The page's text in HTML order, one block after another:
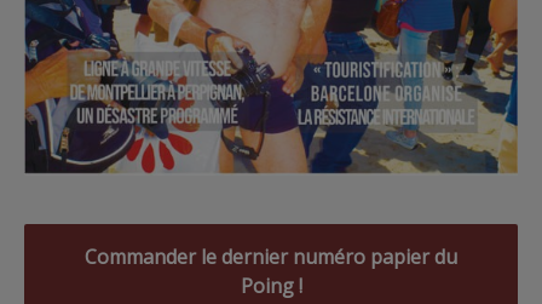
Commander le dernier numéro papier du
Poing !